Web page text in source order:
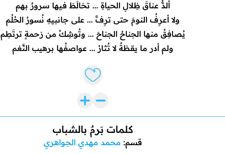
ألذُّ عناقَ ظِلالِ الحياةِ ... تخالَطَ فيها سرورٌ بهم
ولا أعرِفُ النومَ حتى ترِفَّ ... على جانبيهِ نُسورُ الحُلُم
يُصافِقُ منها الجناحُ الجناحَ ... وتُوشِكُ من زحمةٍ ترتَطِم
ولم أدر ما يقظةٌ لا تُثارُ ... عواصفُها برهيب النَّغم
Like lyrics
كلمات بَرمٌ بالشباب
قسم: محمد مهدي الجواهري